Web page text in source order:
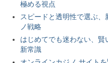
極める視点
スピードと透明性で選ぶ
ノ戦略
はじめてでも迷わない、
新常識